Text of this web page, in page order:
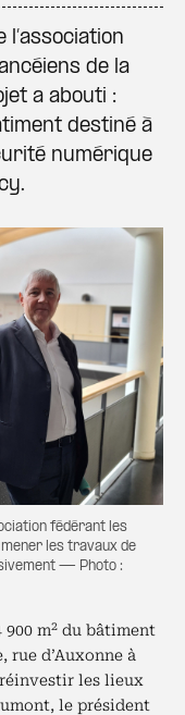
de la
a abouti :
destiné à
numérique
fédérant les
les travaux de
— Photo :
m2 du bâtiment
rue d’Auxonne à
les lieux
le président